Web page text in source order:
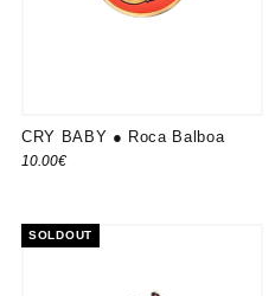
CRY BABY ● Roca Balboa
10.00€
SOLDOUT